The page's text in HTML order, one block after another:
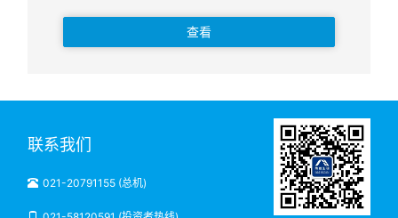
查看
联系我们
021-20791155 (总机)